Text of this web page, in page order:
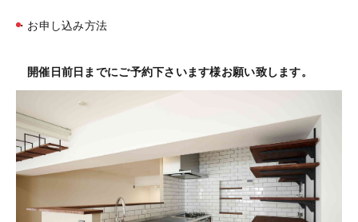
・お申し込み方法
開催日前日までにご予約下さいます様お願い致します。